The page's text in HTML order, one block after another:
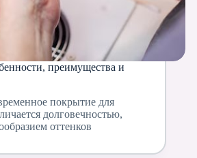
преимущества и
покрытие для
долговечностью,
оттенков